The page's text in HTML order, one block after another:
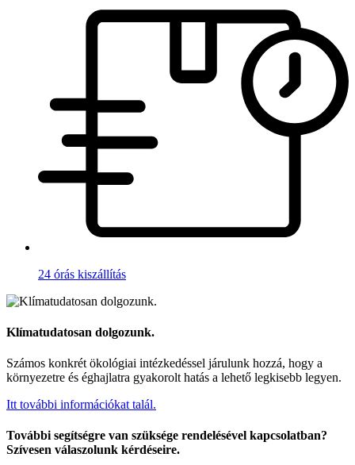
24 órás kiszállítás
Klímatudatosan dolgozunk.
Számos konkrét ökológiai intézkedéssel járulunk hozzá, hogy a
környezetre és éghajlatra gyakorolt hatás a lehető legkisebb legyen.
Itt további információkat talál.
További segítségre van szüksége rendelésével kapcsolatban?
Szívesen válaszolunk kérdéseire.